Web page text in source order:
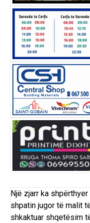
Një zjarr ka
shpatin jugor të malit
shkaktuar shqetësim